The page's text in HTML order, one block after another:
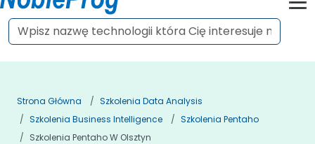
Strona Główna
Szkolenia Data Analysis
Szkolenia Business Intelligence
Szkolenia Pentaho
Szkolenia Pentaho W Olsztyn